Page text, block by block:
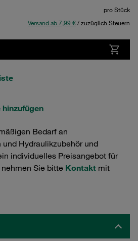
pro Stück
Versand ab 7,99 €/ zuzüglich Steuern
Bedarf an
Hydraulikzubehör und
individuelles Preisangebot für
Sie bitte Kontakt mit